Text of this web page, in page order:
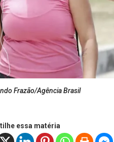
Frazão/Agência Brasil
essa matéria